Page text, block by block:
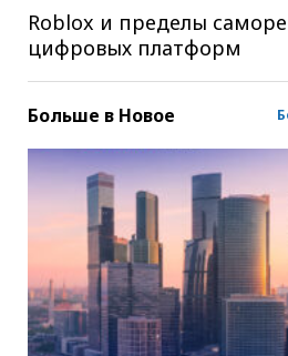
Roblox и пределы
цифровых платформ
Больше в Новое